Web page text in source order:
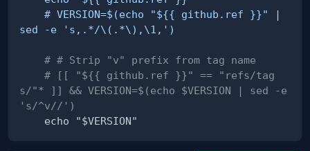
sed -e 's,.*/\(.*\),\1,')
# # Strip "v" prefix from tag name
# [[ "${{ github.ref }}" == "refs/tag
s/"* ]] && VERSION=$(echo $VERSION | sed -e
's/^v//')